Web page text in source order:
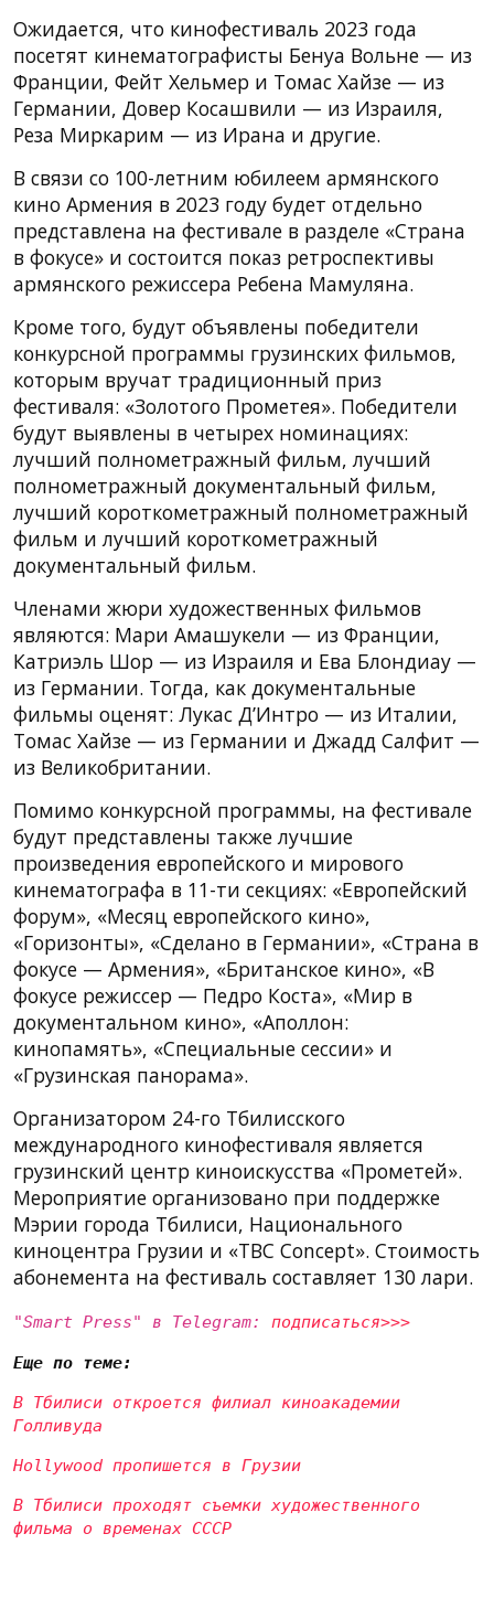
Ожидается, что кинофестиваль 2023 года
посетят кинематографисты Бенуа Вольне — из
Франции, Фейт Хельмер и Томас Хайзе — из
Германии, Довер Косашвили — из Израиля,
Реза Миркарим — из Ирана и другие.
В связи со 100-летним юбилеем армянского
кино Армения в 2023 году будет отдельно
представлена ​​на фестивале в разделе «Страна
в фокусе» и состоится показ ретроспективы
армянского режиссера Ребена Мамуляна.
Кроме того, будут объявлены победители
конкурсной программы грузинских фильмов,
которым вручат традиционный приз
фестиваля: «Золотого Прометея». Победители
будут выявлены в четырех номинациях:
лучший полнометражный фильм, лучший
полнометражный документальный фильм,
лучший короткометражный полнометражный
фильм и лучший короткометражный
документальный фильм.
Членами жюри художественных фильмов
являются: Мари Амашукели — из Франции,
Катриэль Шор — из Израиля и Ева Блондиау —
из Германии. Тогда, как документальные
фильмы оценят: Лукас Д’Интро — из Италии,
Томас Хайзе — из Германии и Джадд Салфит —
из Великобритании.
Помимо конкурсной программы, на фестивале
будут представлены также лучшие
произведения европейского и мирового
кинематографа в 11-ти секциях: «Европейский
форум», «Месяц европейского кино»,
«Горизонты», «Сделано в Германии», «Страна в
фокусе — Армения», «Британское кино», «В
фокусе режиссер — Педро Коста», «Мир в
документальном кино», «Аполлон:
кинопамять», «Специальные сессии» и
«Грузинская панорама».
Организатором 24-го Тбилисского
международного кинофестиваля является
грузинский центр киноискусства «Прометей».
Мероприятие организовано при поддержке
Мэрии города Тбилиси, Национального
киноцентра Грузии и «TBC Concept». Стоимость
абонемента на фестиваль составляет 130 лари.
"Smart Press" в Telegram: подписаться>>>
Еще по теме:
В Тбилиси откроется филиал киноакадемии
Голливуда
Hollywood пропишется в Грузии
В Тбилиси проходят съемки художественного
фильма о временах СССР